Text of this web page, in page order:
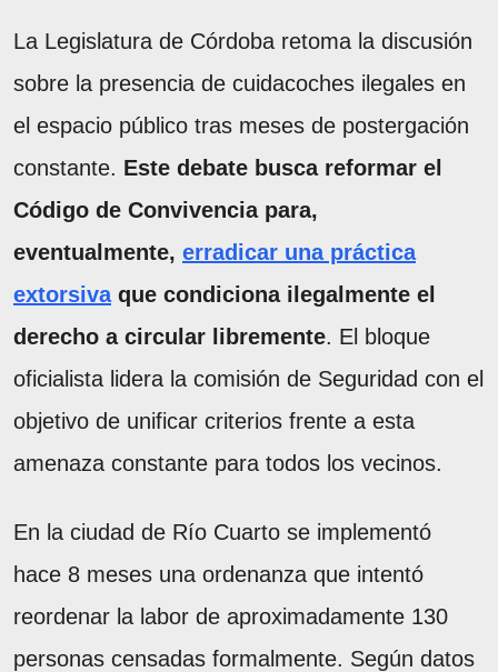
La Legislatura de Córdoba retoma la discusión
sobre la presencia de cuidacoches ilegales en
el espacio público tras meses de postergación
constante. Este debate busca reformar el
Código de Convivencia para,
eventualmente, erradicar una práctica
extorsivaque condiciona ilegalmente el
derecho a circular libremente. El bloque
oficialista lidera la comisión de Seguridad con el
objetivo de unificar criterios frente a esta
amenaza constante para todos los vecinos.
En la ciudad de Río Cuarto se implementó
hace 8 meses una ordenanza que intentó
reordenar la labor de aproximadamente 130
personas censadas formalmente. Según datos